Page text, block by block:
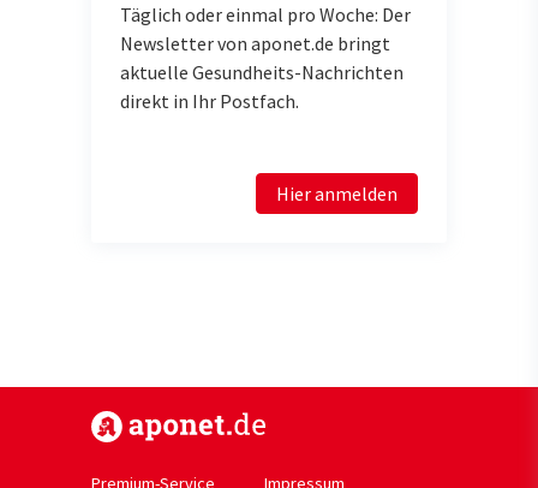
Täglich oder einmal pro Woche: Der
Newsletter von aponet.de bringt
aktuelle Gesundheits-Nachrichten
direkt in Ihr Postfach.
Hier anmelden
Premium-Service Impressum